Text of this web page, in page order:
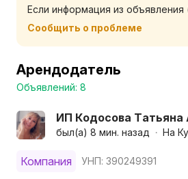
Если информация из
Сообщить о проблеме
Арендодатель
Объявлений: 8
ИП Кодосова Татьяна
был(а) 8 мин. назад • На
Компания УНП: 390249391